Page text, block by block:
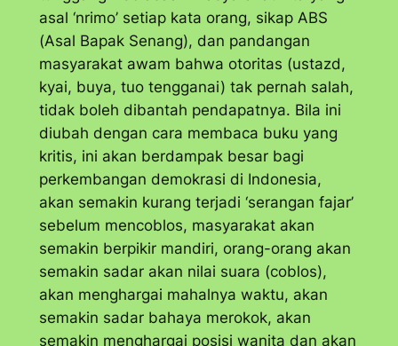
asal ‘nrimo’setiap kata orang, sikap ABS
(Asal Bapak Senang), dan pandangan
masyarakat awam bahwa otoritas (ustazd,
kyai, buya, tuo tengganai) tak pernah salah,
tidak boleh dibantah pendapatnya. Bila ini
diubah dengan cara membaca buku yang
kritis, ini akan berdampak besar bagi
perkembangan demokrasi di Indonesia,
akan semakin kurang terjadi ‘serangan fajar’
sebelum mencoblos, masyarakat akan
semakin berpikir mandiri, orang-orang akan
semakin sadar akan nilai suara (coblos),
akan menghargai mahalnya waktu, akan
semakin sadar bahaya merokok, akan
semakin menghargai posisi wanita dan akan